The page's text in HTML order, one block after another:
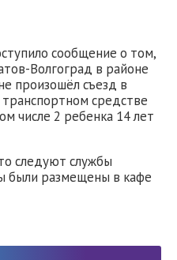
сообщение о том,
Волгоград в районе
произошёл съезд в
средстве
числе 2 ребенка 14 лет
следуют службы
были размещены в кафе